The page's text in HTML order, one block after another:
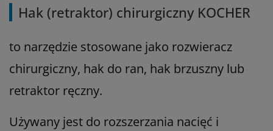
Hak (retraktor) chirurgiczny KOCHER
to narzędzie stosowane jako rozwieracz
chirurgiczny, hak do ran, hak brzuszny lub
retraktor ręczny.
Używany jest do rozszerzania nacięć i